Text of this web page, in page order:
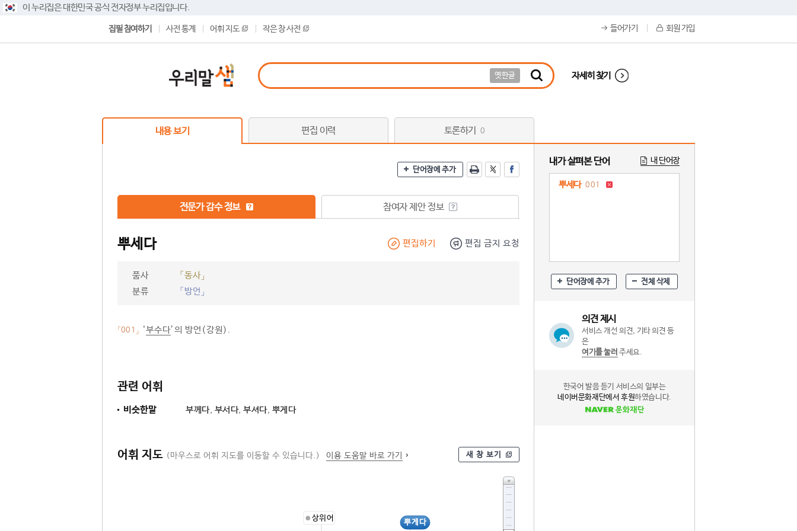
이 누리집은 대한민국 공식 전자정부 누리집입니다.
집필 참여하기 사전 통계 어휘 지도 작은 창 사전 들어가기 회원 가입
옛한글 자세히 찾기
내용 보기 편집 이력 토론하기 0
단어장에 추가
전문가 감수 정보 참여자 제안 정보
뿌세다 편집하기 편집 금지 요청
품사
「동사」
분류
「방언」
「001」 ‘부수다’의 방언(강원).
관련 어휘
비슷한말 부께다, 부서다, 부셔다, 뿌게다
어휘 지도 (마우스로 어휘 지도를 이동할 수 있습니다.) 이용 도움말 바로 가기 새 창 보기
상위어 뿌게다
내가 살펴본 단어 내 단어장
뿌세다 001
단어장에 추가 전체 삭제
의견 제시
서비스 개선 의견, 기타 의견 등
은
여기를 눌러 주세요.
한국어 발음 듣기 서비스의 일부는
네이버문화재단에서 후원하였습니다.